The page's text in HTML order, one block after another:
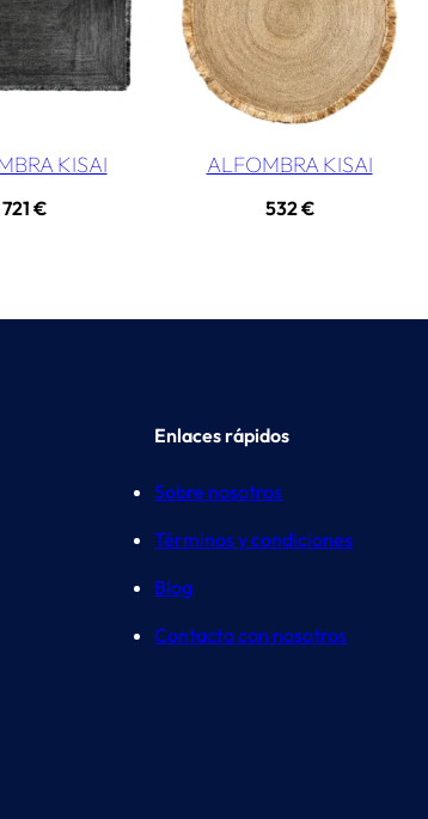
KISAI
721 €
ALFOMBRA KISAI
532€
Enlaces rápidos
Sobre nosotros
Términos y condiciones
Blog
Contacta con nosotros